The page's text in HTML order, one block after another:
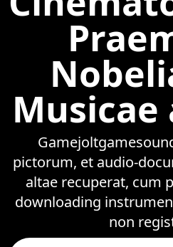
Musicae
pictorum, et audio-
altae recuperat, cum
downloading
non